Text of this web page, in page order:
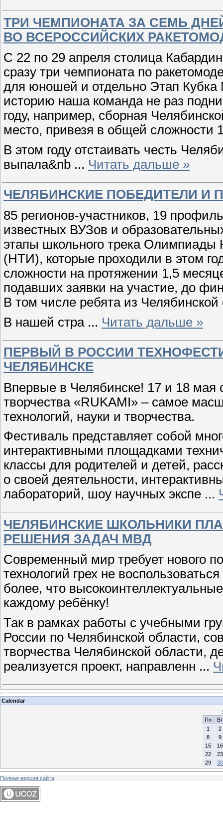
ТРИ ЧЕМПИОНАТА ЗА СЕМЬ
ВО ВСЕРОССИЙСКИХ
С 22 по 29 апреля столица
сразу три чемпионата по
для юношей и отдельно Этап
историю наша команда не раз
году, например, сборная
место, привезя в общей сложности
В этом году отстаивать честь
выпала&nb ... Читать дальше »
ЧЕЛЯБИНСКИЕ ПОБЕДИТЕЛИ И
85 регионов-участников, 19
известных ВУЗов и
этапы школьного трека Олимпиады
(НТИ), которые проходили в этом
сложности на протяжении 1,5
подавших заявки на участие, до
В том числе ребята из
В нашей стра ... Читать дальше »
ПЕРВЫЙ В РОССИИ
ЧЕЛЯБИНСКЕ
Впервые в Челябинске! 17 и 18 мая
творчества «RUKAMI» – самое
технологий, науки и творчества.
Фестиваль представляет собой
интерактивными площадками
классы для родителей и детей,
о своей деятельности,
лабораторий, шоу научных экспе ...
ЧЕЛЯБИНСКИЕ ШКОЛЬНИКИ
РЕШЕНИЯ ЗАДАЧ МВД
Современный мир требует нового
технологий грех не
более, что
каждому ребёнку!
Так в рамках работы с учебными
России по Челябинской области,
творчества Челябинской области,
реализуется проект, направленн ...
Calendar
Пн
Вт
1
2
8
9
15
16
22
23
29
30
Полная версия сайта